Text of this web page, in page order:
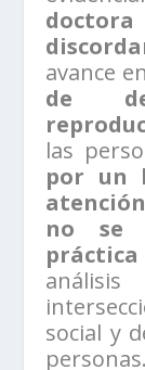
avance en
de
las
por un
no se
práctica
social y
personas.